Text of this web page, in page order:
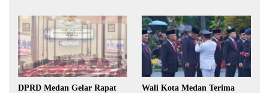
DPRD Medan Gelar Rapat
Wali Kota Medan Terima